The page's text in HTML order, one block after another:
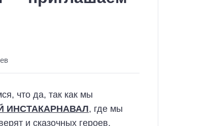
что да, так как мы
ИНСТАКАРНАВАЛ, где мы
и сказочных героев,